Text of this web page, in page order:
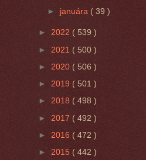
► januára( 39 )
► 2022 ( 539 )
► 2021 ( 500 )
► 2020 ( 506 )
► 2019 ( 501 )
► 2018 ( 498 )
► 2017 ( 492 )
► 2016 ( 472 )
► 2015 ( 442 )